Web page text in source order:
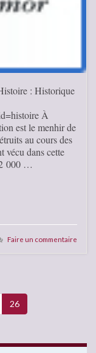
: Historique
À
est le menhir de
au cours des
vécu dans cette
000 …
Faire un commentaire
26